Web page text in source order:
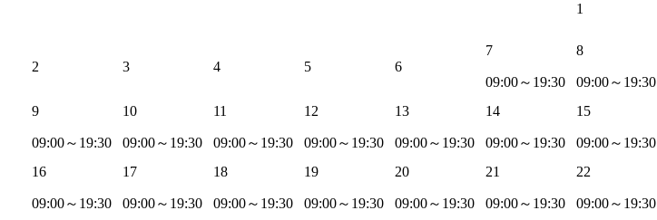
1
2 3 4 5 6
7
09:00～19:30
8
09:00～19:30
9
09:00～19:30
10
09:00～19:30
11
09:00～19:30
12
09:00～19:30
13
09:00～19:30
14
09:00～19:30
15
09:00～19:30
16
09:00～19:30
17
09:00～19:30
18
09:00～19:30
19
09:00～19:30
20
09:00～19:30
21
09:00～19:30
22
09:00～19:30